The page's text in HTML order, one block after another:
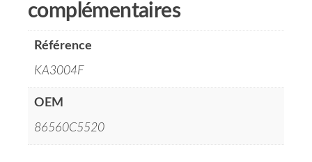
complémentaires
Référence
KA3004F
OEM
86560C5520